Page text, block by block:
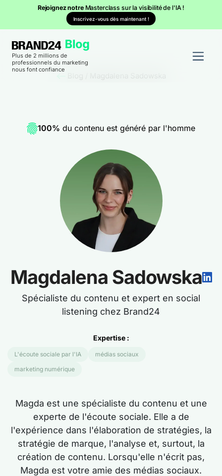
Rejoignez notre Masterclass sur la visibilité de l'IA !
Inscrivez-vous dès maintenant !
Plus de 2 millions de
professionnels du marketing
nous font confiance
100% du contenu est généré par l'homme
Magdalena Sadowska
Spécialiste du contenu et expert en social
listening chez Brand24
Expertise :
L'écoute sociale par l'IA
médias sociaux
marketing numérique
Magda est une spécialiste du contenu et une
experte de l'écoute sociale. Elle a de
l'expérience dans l'élaboration de stratégies, la
stratégie de marque, l'analyse et, surtout, la
création de contenu. Lorsqu'elle n'écrit pas,
Magda est votre amie des médias sociaux.